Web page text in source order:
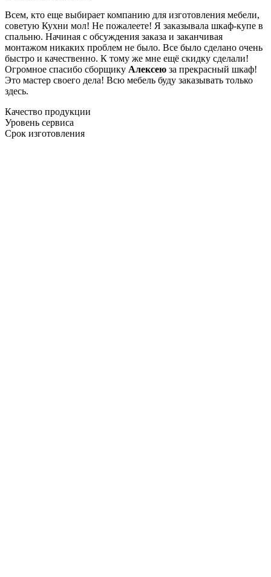
Всем, кто еще выбирает компанию для изготовления мебели,
советую Кухни мол! Не пожалеете! Я заказывала шкаф-купе в
спальню. Начиная с обсуждения заказа и заканчивая
монтажом никаких проблем не было. Все было сделано очень
быстро и качественно. К тому же мне ещё скидку сделали!
Огромное спасибо сборщику Алексею за прекрасный шкаф!
Это мастер своего дела! Всю мебель буду заказывать только
здесь.
Качество продукции
Уровень сервиса
Срок изготовления